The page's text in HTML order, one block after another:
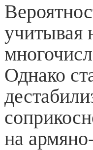
учитывая
Однако
на